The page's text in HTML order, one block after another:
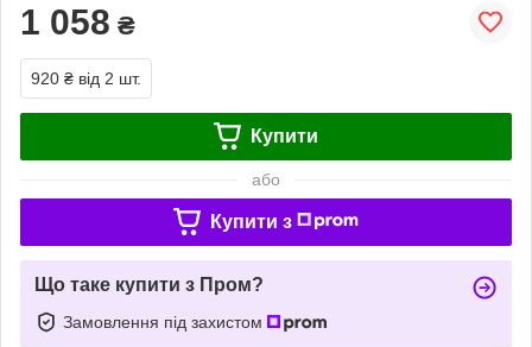
1 058 ₴
920 ₴ від 2 шт.
Купити
або
Купити з
Що таке купити з Пром?
Замовлення під захистом